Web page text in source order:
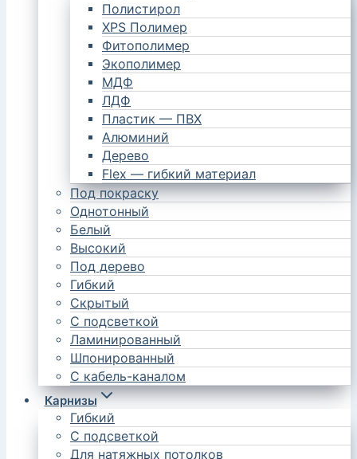
Полистирол
XPS Полимер
Фитополимер
Экополимер
МДФ
ЛДФ
Пластик — ПВХ
Алюминий
Дерево
Flex — гибкий материал
Под покраску
Однотонный
Белый
Высокий
Под дерево
Гибкий
Скрытый
С подсветкой
Ламинированный
Шпонированный
С кабель-каналом
Карнизы
Гибкий
С подсветкой
Для натяжных потолков